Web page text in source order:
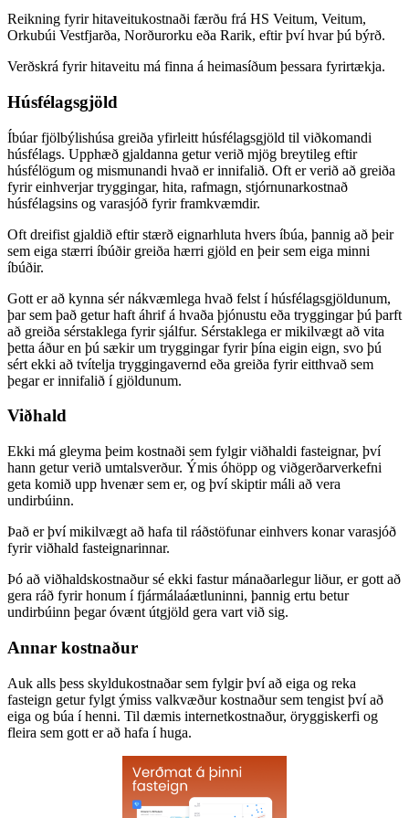
Reikning fyrir hitaveitukostnaði færðu frá HS Veitum, Veitum,
Orkubúi Vestfjarða, Norðurorku eða Rarik, eftir því hvar þú býrð.
Verðskrá fyrir hitaveitu má finna á heimasíðum þessara fyrirtækja.
Húsfélagsgjöld
Íbúar fjölbýlishúsa greiða yfirleitt húsfélagsgjöld til viðkomandi
húsfélags. Upphæð gjaldanna getur verið mjög breytileg eftir
húsfélögum og mismunandi hvað er innifalið. Oft er verið að greiða
fyrir einhverjar tryggingar, hita, rafmagn, stjórnunarkostnað
húsfélagsins og varasjóð fyrir framkvæmdir.
Oft dreifist gjaldið eftir stærð eignarhluta hvers íbúa, þannig að þeir
sem eiga stærri íbúðir greiða hærri gjöld en þeir sem eiga minni
íbúðir.
Gott er að kynna sér nákvæmlega hvað felst í húsfélagsgjöldunum,
þar sem það getur haft áhrif á hvaða þjónustu eða tryggingar þú þarft
að greiða sérstaklega fyrir sjálfur. Sérstaklega er mikilvægt að vita
þetta áður en þú sækir um tryggingar fyrir þína eigin eign, svo þú
sért ekki að tvítelja tryggingavernd eða greiða fyrir eitthvað sem
þegar er innifalið í gjöldunum.
Viðhald
Ekki má gleyma þeim kostnaði sem fylgir viðhaldi fasteignar, því
hann getur verið umtalsverður. Ýmis óhöpp og viðgerðarverkefni
geta komið upp hvenær sem er, og því skiptir máli að vera
undirbúinn.
Það er því mikilvægt að hafa til ráðstöfunar einhvers konar varasjóð
fyrir viðhald fasteignarinnar.
Þó að viðhaldskostnaður sé ekki fastur mánaðarlegur liður, er gott að
gera ráð fyrir honum í fjármálaáætluninni, þannig ertu betur
undirbúinn þegar óvænt útgjöld gera vart við sig.
Annar kostnaður
Auk alls þess skyldukostnaðar sem fylgir því að eiga og reka
fasteign getur fylgt ýmiss valkvæður kostnaður sem tengist því að
eiga og búa í henni. Til dæmis internetkostnaður, öryggiskerfi og
fleira sem gott er að hafa í huga.